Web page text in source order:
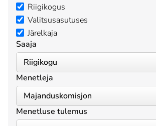
Riigikogus
Valitsusasutuses
Järelkaja
Saaja
Menetleja
Menetluse tulemus